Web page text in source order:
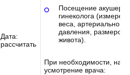
Дата:
рассчитать
Посещение акушера-
гинеколога
веса, артериального
давления, размеров
живота).
При необходимости, на
усмотрение врача: